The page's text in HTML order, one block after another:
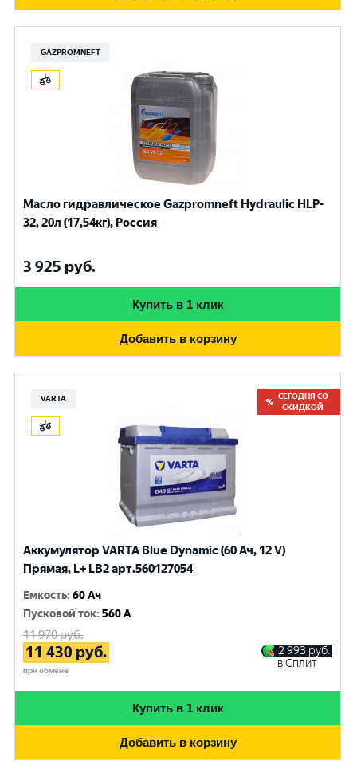
GAZPROMNEFT
Масло гидравлическое Gazpromneft Hydraulic HLP-
32, 20л (17,54кг), Россия
3 925 руб.
Купить в 1 клик
Добавить в корзину
VARTA
СЕГОДНЯ СО
СКИДКОЙ
Аккумулятор VARTA Blue Dynamic (60 Ач, 12 V)
Прямая, L+ LB2 арт.560127054
Емкость:60 Ач
Пусковой ток:560 A
11 970руб.
11 430 руб.
при обмене
2 993 руб.
в Сплит
Купить в 1 клик
Добавить в корзину